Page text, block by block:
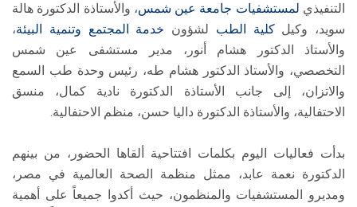
التنفيذي لمستشفيات جامعة عين شمس، والأستاذة الدكتورة هالة
سويد، وكيلكلية الطب لشؤون خدمة المجتمع وتنمية البيئة،
والأستاذ الدكتور هشام أنور، مدير مستشفى عين شمس
التخصصي، والأستاذ الدكتور هشام طه، رئيس وحدة طب السمع
والاتزان، إلى جانب الأستاذة الدكتورة نادية كمال، منسق
الاحتفالية، والأستاذة الدكتورة داليا حسن، منظم الاحتفالية.
​بدأت فعاليات اليوم بكلمات افتتاحية ألقاها الحضور، من بينهم
الدكتورة نعمة عابد، ممثل منظمة الصحة العالمية في مصر،
ومديرو المستشفيات والمنظمون، حيث أكدوا جميعاً على أهمية